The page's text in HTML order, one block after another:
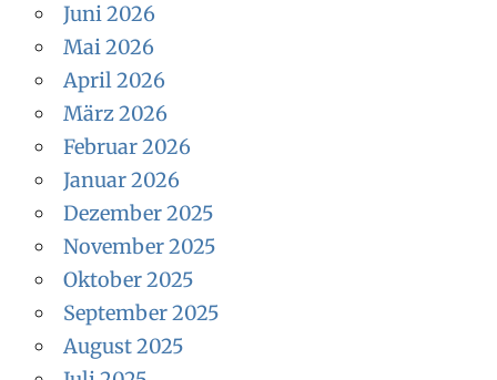
Juni 2026
Mai 2026
April 2026
März 2026
Februar 2026
Januar 2026
Dezember 2025
November 2025
Oktober 2025
September 2025
August 2025